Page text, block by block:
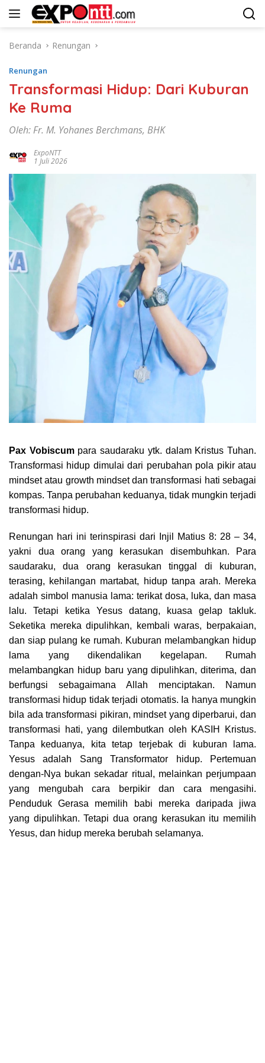
Langsung
Beranda
Renungan
Renungan
Transformasi Hidup: Dari Kuburan
Ke Ruma
Oleh: Fr. M. Yohanes Berchmans, BHK
ExpoNTT
1 Juli 2026
Pax Vobiscumpara saudaraku ytk. dalam Kristus Tuhan.
Transformasi hidup dimulai dari perubahan pola pikir atau
mindset atau growth mindset dan transformasi hati sebagai
kompas. Tanpa perubahan keduanya, tidak mungkin terjadi
transformasi hidup.
Renungan hari ini terinspirasi dari Injil Matius 8: 28 – 34,
yakni dua orang yang kerasukan disembuhkan. Para
saudaraku, dua orang kerasukan tinggal di kuburan,
terasing, kehilangan martabat, hidup tanpa arah. Mereka
adalah simbol manusia lama: terikat dosa, luka, dan masa
lalu. Tetapi ketika Yesus datang, kuasa gelap takluk.
Seketika mereka dipulihkan, kembali waras, berpakaian,
dan siap pulang ke rumah. Kuburan melambangkan hidup
lama yang dikendalikan kegelapan. Rumah
melambangkan hidup baru yang dipulihkan, diterima, dan
berfungsi sebagaimana Allah menciptakan. Namun
transformasi hidup tidak terjadi otomatis. Ia hanya mungkin
bila ada transformasi pikiran, mindset yang diperbarui, dan
transformasi hati, yang dilembutkan oleh KASIH Kristus.
Tanpa keduanya, kita tetap terjebak di kuburan lama.
Yesus adalah Sang Transformator hidup. Pertemuan
dengan-Nya bukan sekadar ritual, melainkan perjumpaan
yang mengubah cara berpikir dan cara mengasihi.
Penduduk Gerasa memilih babi mereka daripada jiwa
yang dipulihkan. Tetapi dua orang kerasukan itu memilih
Yesus, dan hidup mereka berubah selamanya.